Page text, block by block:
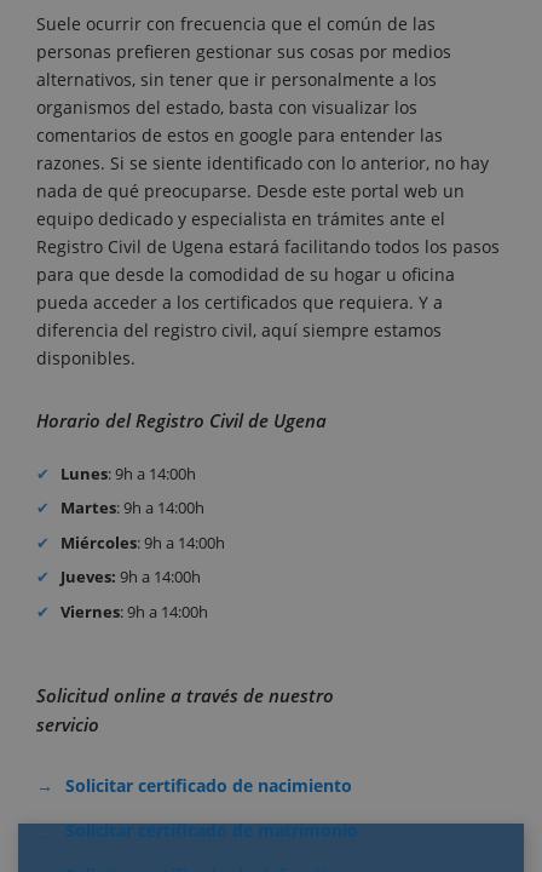
Suele ocurrir con frecuencia que el común de las
personas prefieren gestionar sus cosas por medios
alternativos, sin tener que ir personalmente a los
organismos del estado, basta con visualizar los
comentarios de estos en google para entender las
razones. Si se siente identificado con lo anterior, no hay
nada de qué preocuparse. Desde este portal web un
equipo dedicado y especialista en trámites ante el
Registro Civil de Ugena estará facilitando todos los pasos
para que desde la comodidad de su hogar u oficina
pueda acceder a los certificados que requiera. Y a
diferencia del registro civil, aquí siempre estamos
disponibles.
Horario del Registro Civil de Ugena
Lunes: 9h a 14:00h
Martes: 9h a 14:00h
Miércoles: 9h a 14:00h
Jueves: 9h a 14:00h
Viernes: 9h a 14:00h
Solicitud online a través de nuestro
servicio
Solicitar certificado de nacimiento
Solicitar certificado de matrimonio